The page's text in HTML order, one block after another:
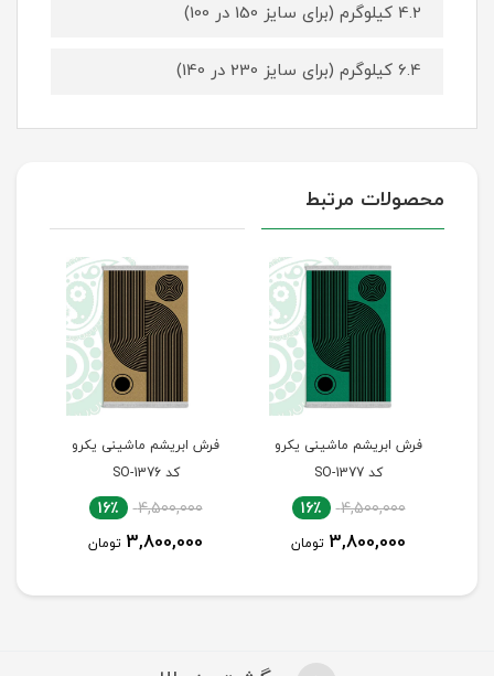
4.2 کیلوگرم (برای سایز 150 در 100)
6.4 کیلوگرم (برای سایز 230 در 140)
محصولات مرتبط
فرش ابریشم ماشینی یکرو
کد SO-1376
4,500,000 16٪
3,800,000 تومان
فرش ابریشم ماشینی یکرو
کد SO-1375
4,500,000 16٪
3,800,000 تومان